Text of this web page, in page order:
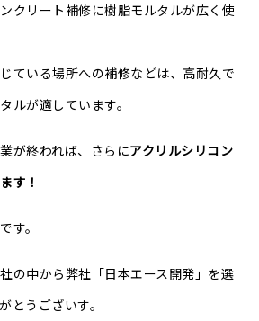
クリート補修に樹脂モルタルが広く使
ている場所への補修などは、高耐久で
ルが適しています。
が終われば、さらにアクリルシリコン
す！
す。
の中から弊社「日本エース開発」を選
とうございす。